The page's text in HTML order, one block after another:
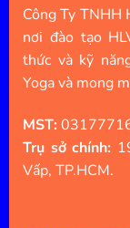
Công Ty TNHH
nơi đào tạo
thức và kỹ
Yoga và mong
MST:
Trụ sở chính:
Vấp, TP.HCM.